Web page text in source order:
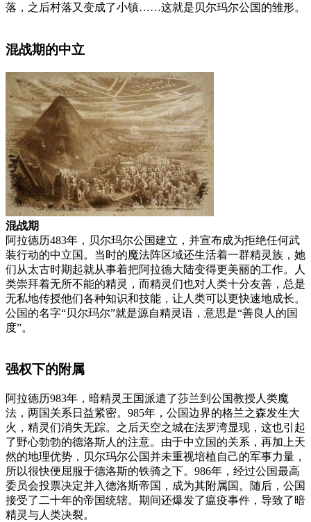
落，之后村落又变成了小镇……这就是贝尔玛尔公国的雏形。
混战期的中立
混战期
阿拉德历483年，贝尔玛尔公国建立，并宣布成为拒绝任何武
装行动的中立国。当时的魔法阵区域还生活着一群精灵族，她
们从太古时期起就从事着把阿拉德大陆变得更美丽的工作。人
类崇拜着无所不能的精灵，而精灵们也对人类十分友善，总是
无私地传授他们各种知识和技能，让人类可以更快速地成长。
公国的名字“贝尔玛尔”就是源自精灵语，意思是“善良人的国
度”。
强权下的附属
阿拉德历983年，暗精灵王国派遣了莎兰到公国教授人类魔
法，两国关系日益紧密。985年，公国边界的格兰之森发生大
火，精灵们消失无踪。之后天空之城在法罗湾显现，这也引起
了野心勃勃的德洛斯人的注意。由于中立国的关系，再加上天
然的地理优势，贝尔玛尔公国并未重视培植自己的军事力量，
所以很快便屈服于德洛斯的铁骑之下。986年，经过公国最高
委员会投票决定并入德洛斯帝国，成为其附属国。随后，公国
接受了二十年的帝国统辖。期间还爆发了瘟疫事件，导致了暗
精灵与人类决裂。